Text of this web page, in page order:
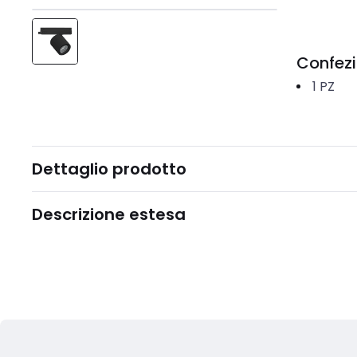
1 PZ
Dettaglio prodotto
Descrizione estesa